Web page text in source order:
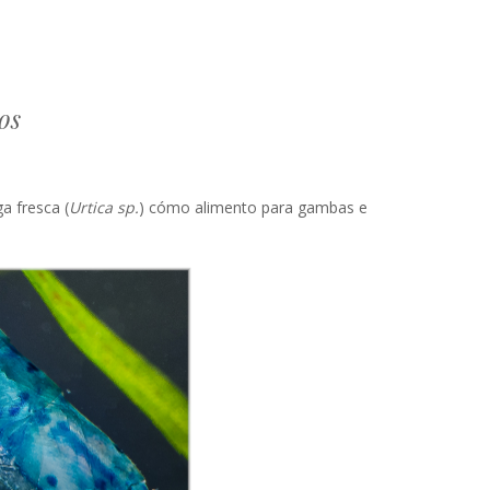
fresca (Urtica sp.) cómo alimento para gambas e